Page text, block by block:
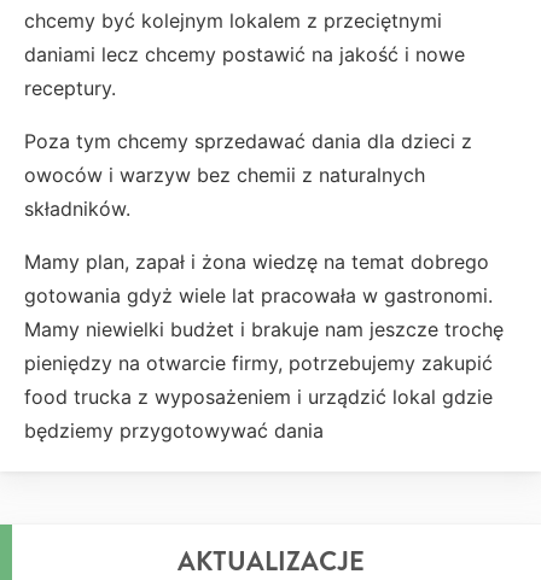
chcemy być kolejnym lokalem z przeciętnymi
daniami lecz chcemy postawić na jakość i nowe
receptury.
Poza tym chcemy sprzedawać dania dla dzieci z
owoców i warzyw bez chemii z naturalnych
składników.
Mamy plan, zapał i żona wiedzę na temat dobrego
gotowania gdyż wiele lat pracowała w gastronomi.
Mamy niewielki budżet i brakuje nam jeszcze trochę
pieniędzy na otwarcie firmy, potrzebujemy zakupić
food trucka z wyposażeniem i urządzić lokal gdzie
będziemy przygotowywać dania
AKTUALIZACJE